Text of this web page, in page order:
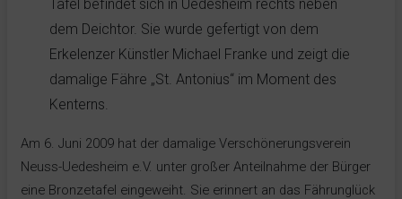
Tafel befindet sich in Uedesheim rechts neben
dem Deichtor. Sie wurde gefertigt von dem
Erkelenzer Künstler Michael Franke und zeigt die
damalige Fähre „St. Antonius“ im Moment des
Kenterns.
Am 6. Juni 2009 hat der damalige Verschönerungsverein
Neuss-Uedesheim e.V. unter großer Anteilnahme der Bürger
eine Bronzetafel eingeweiht. Sie erinnert an das Fährunglück